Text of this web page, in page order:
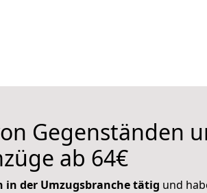
Gegenständen
ab 64€
in der Umzugsbranche tätig und